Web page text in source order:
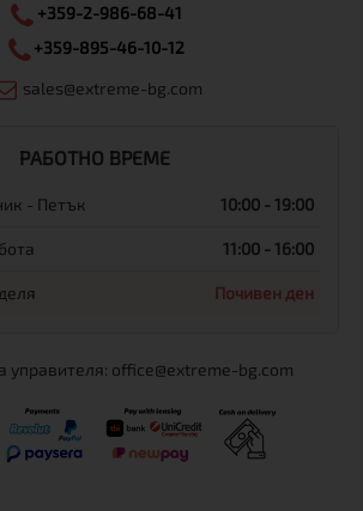
+359-2-986-68-41
+359-895-46-10-12
sales@extreme-bg.com
РАБОТНО ВРЕМЕ
- Петък 10:00 - 19:00
11:00 - 16:00
Почивен ден
управителя: office@extreme-bg.com